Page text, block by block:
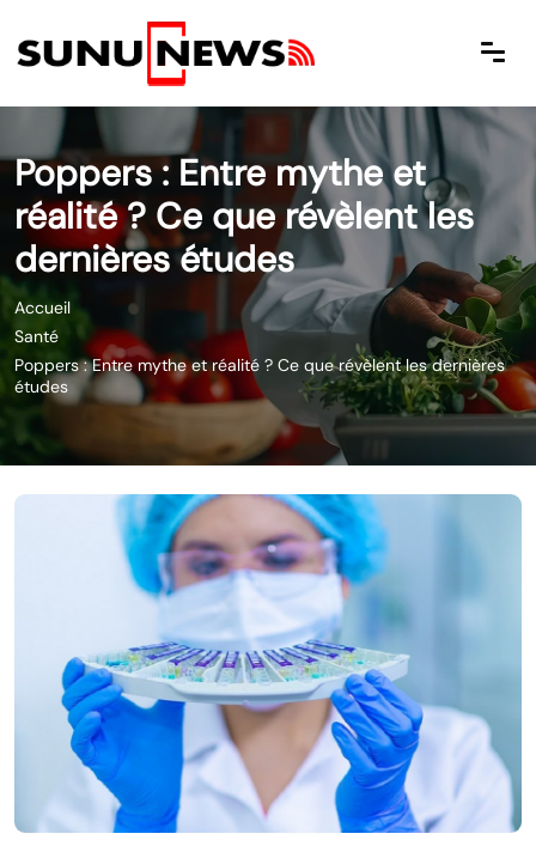
Poppers : Entre mythe et
réalité ? Ce que révèlent les
dernières études
Accueil
Santé
Poppers : Entre mythe et réalité ? Ce que révèlent les dernières
études